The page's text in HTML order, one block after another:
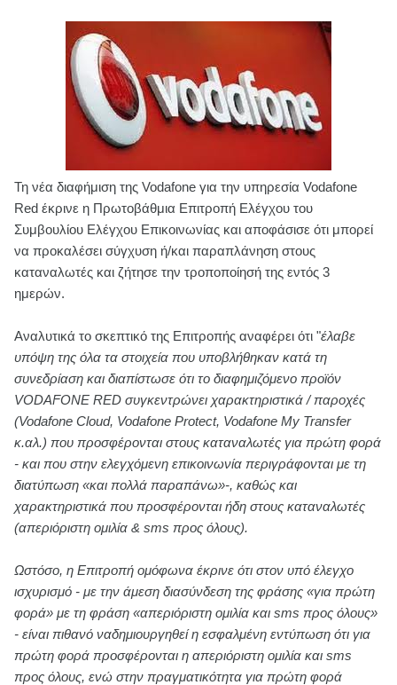
Τη νέα διαφήμιση της Vodafone για την υπηρεσία Vodafone
Red έκρινε η Πρωτοβάθμια Επιτροπή Ελέγχου του
Συμβουλίου Ελέγχου Επικοινωνίας και αποφάσισε ότι μπορεί
να προκαλέσει σύγχυση ή/και παραπλάνηση στους
καταναλωτές και ζήτησε την τροποποίησή της εντός 3
ημερών.
Αναλυτικά το σκεπτικό της Επιτροπής αναφέρει ότι "έλαβε
υπόψη της όλα τα στοιχεία που υποβλήθηκαν κατά τη
συνεδρίαση και διαπίστωσε ότι το διαφημιζόμενο προϊόν
VODAFONE RED συγκεντρώνει χαρακτηριστικά / παροχές
(Vodafone Cloud, Vodafone Protect, Vodafone My Transfer
κ.αλ.) που προσφέρονται στους καταναλωτές για πρώτη φορά
- και που στην ελεγχόμενη επικοινωνία περιγράφονται με τη
διατύπωση «και πολλά παραπάνω»-, καθώς και
χαρακτηριστικά που προσφέρονται ήδη στους καταναλωτές
(απεριόριστη ομιλία & sms προς όλους).
Ωστόσο, η Επιτροπή ομόφωνα έκρινε ότι στον υπό έλεγχο
ισχυρισμό - με την άμεση διασύνδεση της φράσης «για πρώτη
φορά» με τη φράση «απεριόριστη ομιλία και sms προς όλους»
- είναι πιθανό ναδημιουργηθεί η εσφαλμένη εντύπωση ότι για
πρώτη φορά προσφέρονται η απεριόριστη ομιλία και sms
προς όλους, ενώ στην πραγματικότητα για πρώτη φορά